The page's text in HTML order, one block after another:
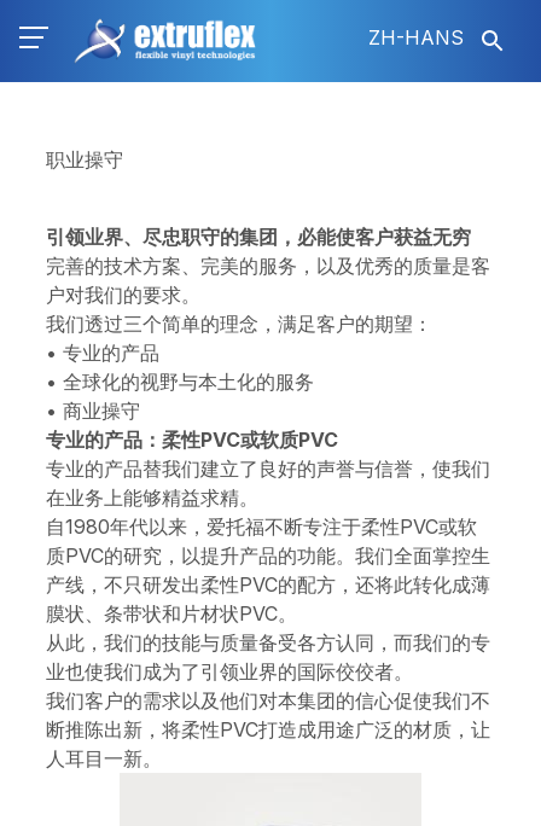
ZH-HANS
职业操守
引领业界、尽忠职守的集团，必能使客户获益无穷
完善的技术方案、完美的服务，以及优秀的质量是客
户对我们的要求。
我们透过三个简单的理念，满足客户的期望：
• 专业的产品
• 全球化的视野与本土化的服务
• 商业操守
专业的产品：柔性PVC或软质PVC
专业的产品替我们建立了良好的声誉与信誉，使我们
在业务上能够精益求精。
自1980年代以来，爱托福不断专注于柔性PVC或软
质PVC的研究，以提升产品的功能。我们全面掌控生
产线，不只研发出柔性PVC的配方，还将此转化成薄
膜状、条带状和片材状PVC。
从此，我们的技能与质量备受各方认同，而我们的专
业也使我们成为了引领业界的国际佼佼者。
我们客户的需求以及他们对本集团的信心促使我们不
断推陈出新，将柔性PVC打造成用途广泛的材质，让
人耳目一新。